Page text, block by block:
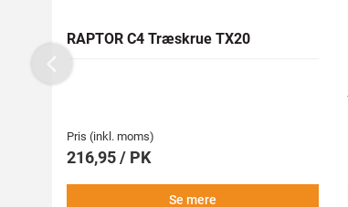
RAPTOR C4 Træskrue TX20
Pris (inkl. moms)
216,95 / PK
Se mere
Previous